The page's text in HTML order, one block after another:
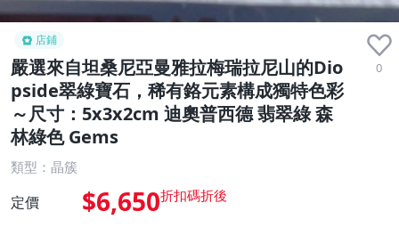
店鋪
嚴選來自坦桑尼亞曼雅拉梅瑞拉尼山的Dio
pside翠綠寶石，稀有鉻元素構成獨特色彩
～尺寸：5x3x2cm 迪奧普西德 翡翠綠 森
林綠色 Gems
0
類型：晶簇
定價 $6,650